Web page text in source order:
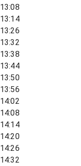
13:08
13:14
13:26
13:32
13:38
13:44
13:50
13:56
14:02
14:08
14:14
14:20
14:26
14:32